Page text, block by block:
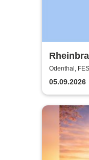
Odenthal,
Eikamp
05.09.2026